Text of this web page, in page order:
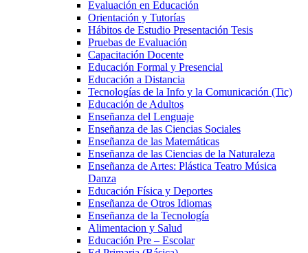
Evaluación en Educación
Orientación y Tutorías
Hábitos de Estudio Presentación Tesis
Pruebas de Evaluación
Capacitación Docente
Educación Formal y Presencial
Educación a Distancia
Tecnologías de la Info y la Comunicación (Tic)
Educación de Adultos
Enseñanza del Lenguaje
Enseñanza de las Ciencias Sociales
Enseñanza de las Matemáticas
Enseñanza de las Ciencias de la Naturaleza
Enseñanza de Artes: Plástica Teatro Música
Danza
Educación Física y Deportes
Enseñanza de Otros Idiomas
Enseñanza de la Tecnología
Alimentacion y Salud
Educación Pre – Escolar